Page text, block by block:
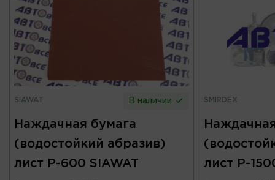
SIAWAT В наличии
Наждачная бумага
(водостойкий абразив)
лист Р-600 SIAWAT
SMIRDEX
лист Р-